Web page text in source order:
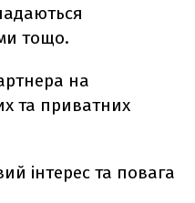
тощо.
на
та приватних
інтерес та повага